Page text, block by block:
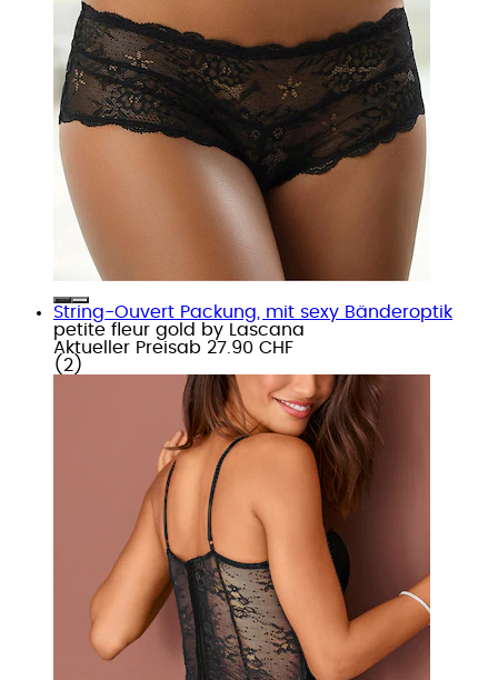
String-Ouvert Packung, mit sexy Bänderoptik
petite fleur gold by Lascana
Aktueller Preisab 27.90 CHF
( 2 )